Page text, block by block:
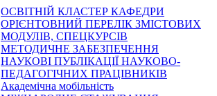
ОСВІТНІЙ КЛАСТЕР КАФЕДРИ
ОРІЄНТОВНИЙ ПЕРЕЛІК ЗМІСТОВИХ
МОДУЛІВ, СПЕЦКУРСІВ
МЕТОДИЧНЕ ЗАБЕЗПЕЧЕННЯ
НАУКОВІ ПУБЛІКАЦІЇ НАУКОВО-
ПЕДАГОГІЧНИХ ПРАЦІВНИКІВ
Академічна мобільність